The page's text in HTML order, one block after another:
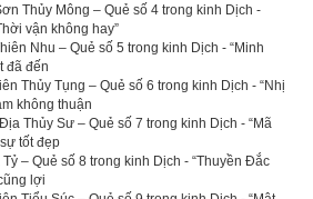
Thủy Mông – Quẻ số 4 trong kinh Dịch -
vận không hay”
Nhu – Quẻ số 5 trong kinh Dịch - “Minh
đã đến
Thủy Tụng – Quẻ số 6 trong kinh Dịch - “Nhị
không thuận
Thủy Sư – Quẻ số 7 trong kinh Dịch - “Mã
tốt đẹp
– Quẻ số 8 trong kinh Dịch - “Thuyền Đắc
lợi